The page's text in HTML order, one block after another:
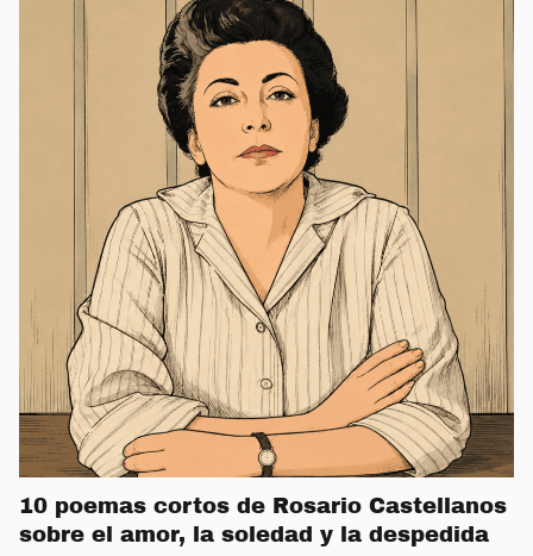
10 poemas cortos de Rosario Castellanos
sobre el amor, la soledad y la despedida